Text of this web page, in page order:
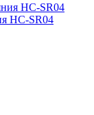
HC-SR04